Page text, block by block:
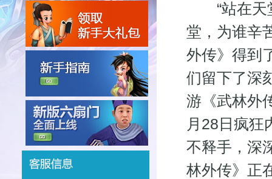
“站在天堂
堂，为谁辛
外传》得到
们留下了深
游《武林外
月28日疯狂
不释手，深
林外传》正